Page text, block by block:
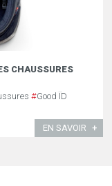
CHAUSSURES
#Good ÏD
EN SAVOIR